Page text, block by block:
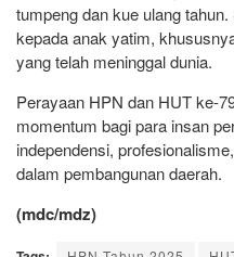
tumpeng dan kue ulang
kepada anak yatim,
yang telah meninggal dunia.
Perayaan HPN dan HUT ke-
momentum bagi para insan
independensi,
dalam pembangunan daerah.
(mdc/mdz)